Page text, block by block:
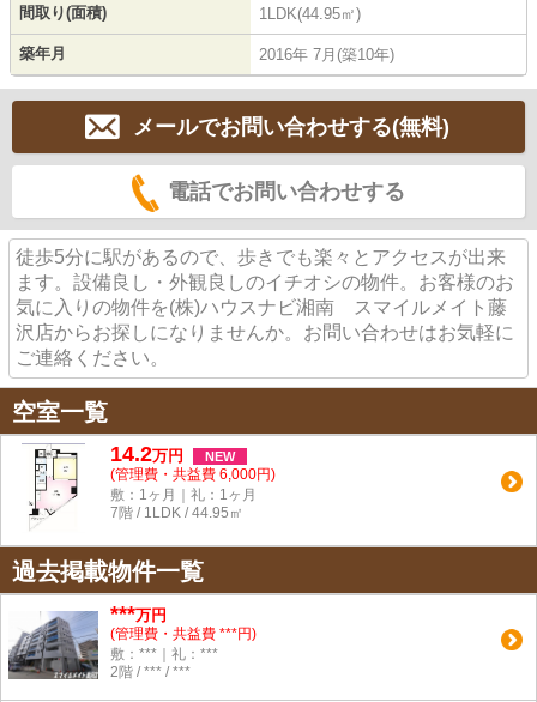
間取り(面積) 1LDK(44.95㎡)
築年月 2016年 7月(築10年)
メールでお問い合わせする(無料)
電話でお問い合わせする
徒歩5分に駅があるので、歩きでも楽々とアクセスが出来
ます。設備良し・外観良しのイチオシの物件。お客様のお
気に入りの物件を(株)ハウスナビ湘南 スマイルメイト藤
沢店からお探しになりませんか。お問い合わせはお気軽に
ご連絡ください。
空室一覧
14.2万円 NEW
(管理費・共益費 6,000円)
敷：1ヶ月｜礼：1ヶ月
7階 / 1LDK / 44.95㎡
過去掲載物件一覧
***万円
(管理費・共益費 ***円)
敷：***｜礼：***
2階 / *** / ***